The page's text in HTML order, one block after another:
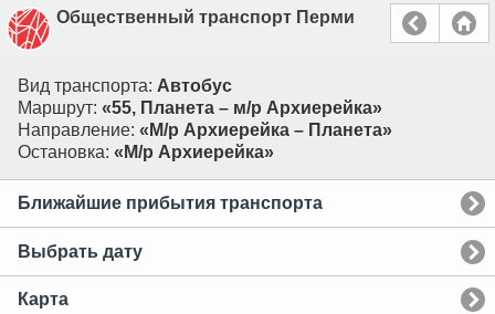
Общественный транспорт Перми
Вид транспорта: Автобус
Маршрут: «55, Планета – м/р Архиерейка»
Направление: «М/р Архиерейка – Планета»
Остановка: «М/р Архиерейка»
Ближайшие прибытия транспорта
Выбрать дату
Карта